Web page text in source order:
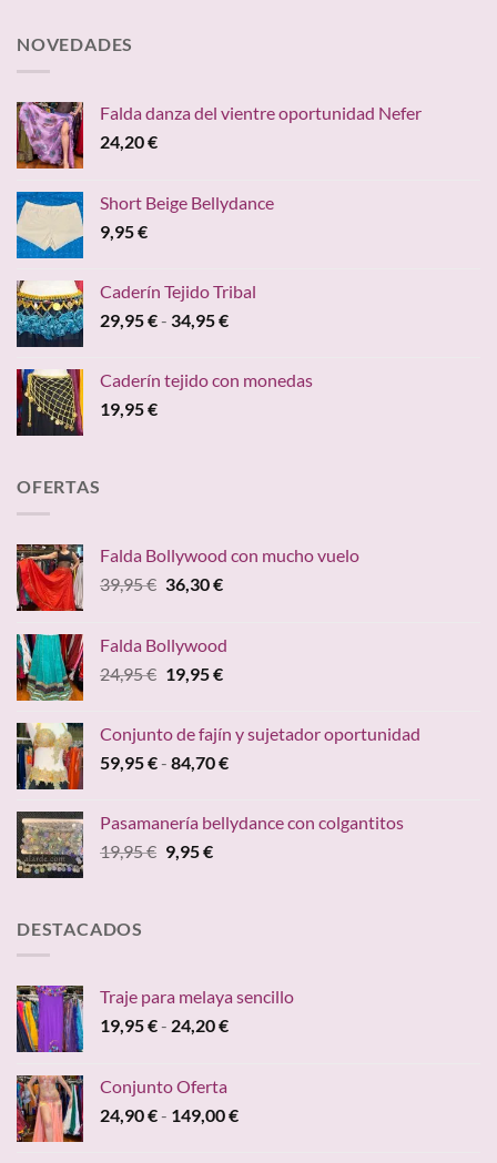
NOVEDADES
Falda danza del vientre oportunidad Nefer
24,20€
Short Beige Bellydance
9,95€
Caderín Tejido Tribal
29,95€- 34,95€Rango
desde
Caderín tejido con monedas
19,95€
OFERTAS
Falda Bollywood con mucho vuelo
39,95€ El
era:
39,95 €.
36,30€El
es:
36,30 €.
Falda Bollywood
24,95€ El
era:
24,95 €.
19,95€El
es:
19,95 €.
Conjunto de fajín y sujetador oportunidad
59,95€- 84,70€Rango
desde
Pasamanería bellydance con colgantitos
19,95€ El
9,95€El
DESTACADOS
Traje para melaya sencillo
19,95€- 24,20€Rango
19,95 €
Conjunto Oferta
24,90€- 149,00€Rango